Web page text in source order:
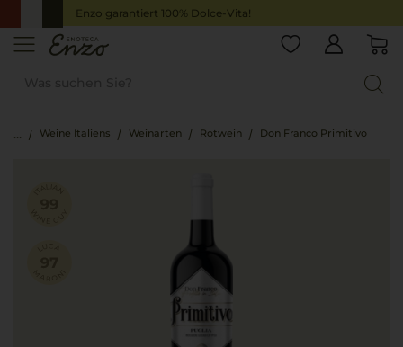
Enzo garantiert 100% Dolce-Vita!
Weine Italiens Weinarten Rotwein Don Franco Primitivo